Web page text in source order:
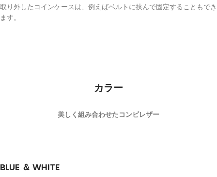
取り外したコインケースは、例えばベルトに挟んで固定することもでき
ます。
カラー
美しく組み合わせたコンビレザー
BLUE ＆ WHITE